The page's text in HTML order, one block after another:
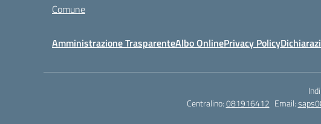
Comune
Amministrazione TrasparenteAlbo OnlinePrivacy Policy
Centralino:081916412 Email: